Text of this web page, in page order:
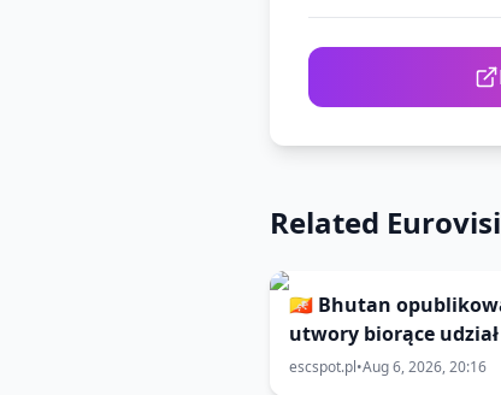
Related
🇧🇹 Bhutan
utwory biorące
selekcjach do 🇹🇭
escspot.pl•Aug 6, 2026, 20:16